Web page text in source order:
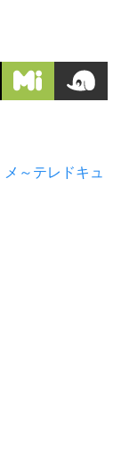
メ～テレドキュ